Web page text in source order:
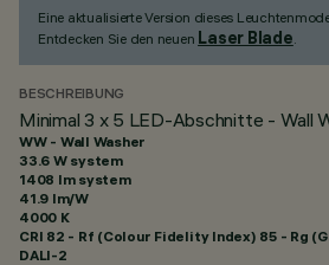
Eine aktualisierte Version dieses
Entdecken Sie den neuen Laser Blade.
BESCHREIBUNG
Minimal 3 x 5 LED-Abschnitte - Wall
WW - Wall Washer
33.6 W system
1408 lm system
41.9 lm/W
4000 K
CRI 82 - Rf (Colour Fidelity Index) 85 - Rg
DALI-2